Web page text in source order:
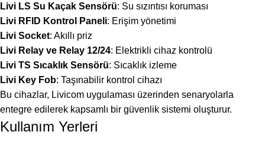
Livi LS Su Kaçak Sensörü: Su sızıntısı koruması
Livi RFID Kontrol Paneli: Erişim yönetimi
Livi Socket: Akıllı priz
Livi Relay ve Relay 12/24: Elektrikli cihaz kontrolü
Livi TS Sıcaklık Sensörü: Sıcaklık izleme
Livi Key Fob: Taşınabilir kontrol cihazı
Bu cihazlar, Livicom uygulaması üzerinden senaryolarla
entegre edilerek kapsamlı bir güvenlik sistemi oluşturur.
Kullanım Yerleri